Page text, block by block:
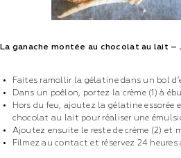
La ganache montée au chocolat au lait –
Faites ramollir la gélatine dans un bol
Dans un poêlon, portez la crème (1) à
Hors du feu, ajoutez la gélatine essorée
chocolat au lait pour réaliser une
Ajoutez ensuite le reste de crème (2) et
Filmez au contact et réservez 24 heures